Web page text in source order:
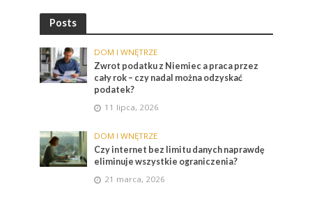
Posts
DOM I WNĘTRZE
Zwrot podatku z Niemiec a praca przez
cały rok – czy nadal można odzyskać
podatek?
11 lipca, 2026
DOM I WNĘTRZE
Czy internet bez limitu danych naprawdę
eliminuje wszystkie ograniczenia?
21 marca, 2026